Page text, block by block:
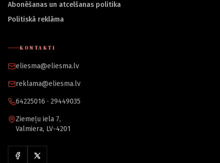
Abonēšanas un atcelšanas politika
Politiskā reklāma
KONTAKTI
eliesma@eliesma.lv
reklama@eliesma.lv
64225016 · 29449035
Ziemeļu iela 7,
Valmiera, LV-4201